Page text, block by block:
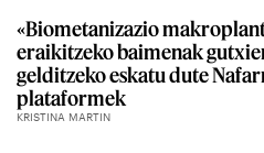
«Biometanizazio
eraikitzeko baimenak
gelditzeko eskatu dute
plataformek
KRISTINA MARTIN